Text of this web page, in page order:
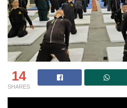
14
SHARES